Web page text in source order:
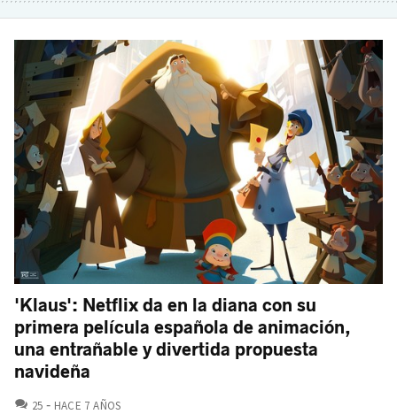
'Klaus': Netflix da en la diana con su
primera película española de animación,
una entrañable y divertida propuesta
navideña
25 COMENTARIOS
HACE 7 AÑOS